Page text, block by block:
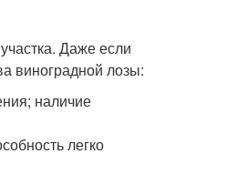
Даже если
виноградной лозы:
наличие
легко